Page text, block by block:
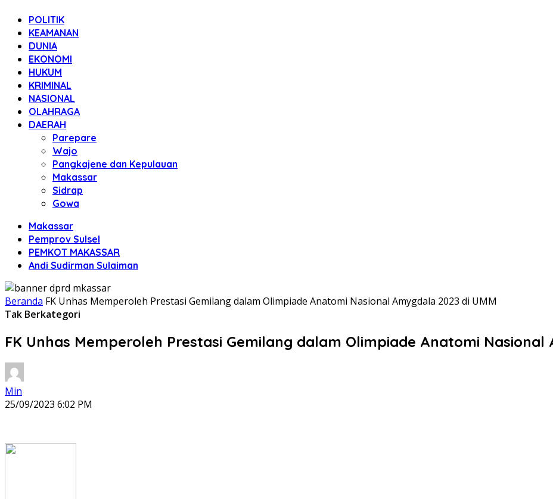
POLITIK
KEAMANAN
DUNIA
EKONOMI
HUKUM
KRIMINAL
NASIONAL
OLAHRAGA
DAERAH
Parepare
Wajo
Pangkajene dan Kepulauan
Makassar
Sidrap
Gowa
Makassar
Pemprov Sulsel
PEMKOT MAKASSAR
Andi Sudirman Sulaiman
Beranda FK Unhas Memperoleh Prestasi Gemilang dalam Olimpiade Anatomi Nasional Amygdala 2023 di UMM
Tak Berkategori
FK Unhas Memperoleh Prestasi Gemilang dalam Olimpiade Anatomi Nasional
Min
25/09/2023 6:02 PM